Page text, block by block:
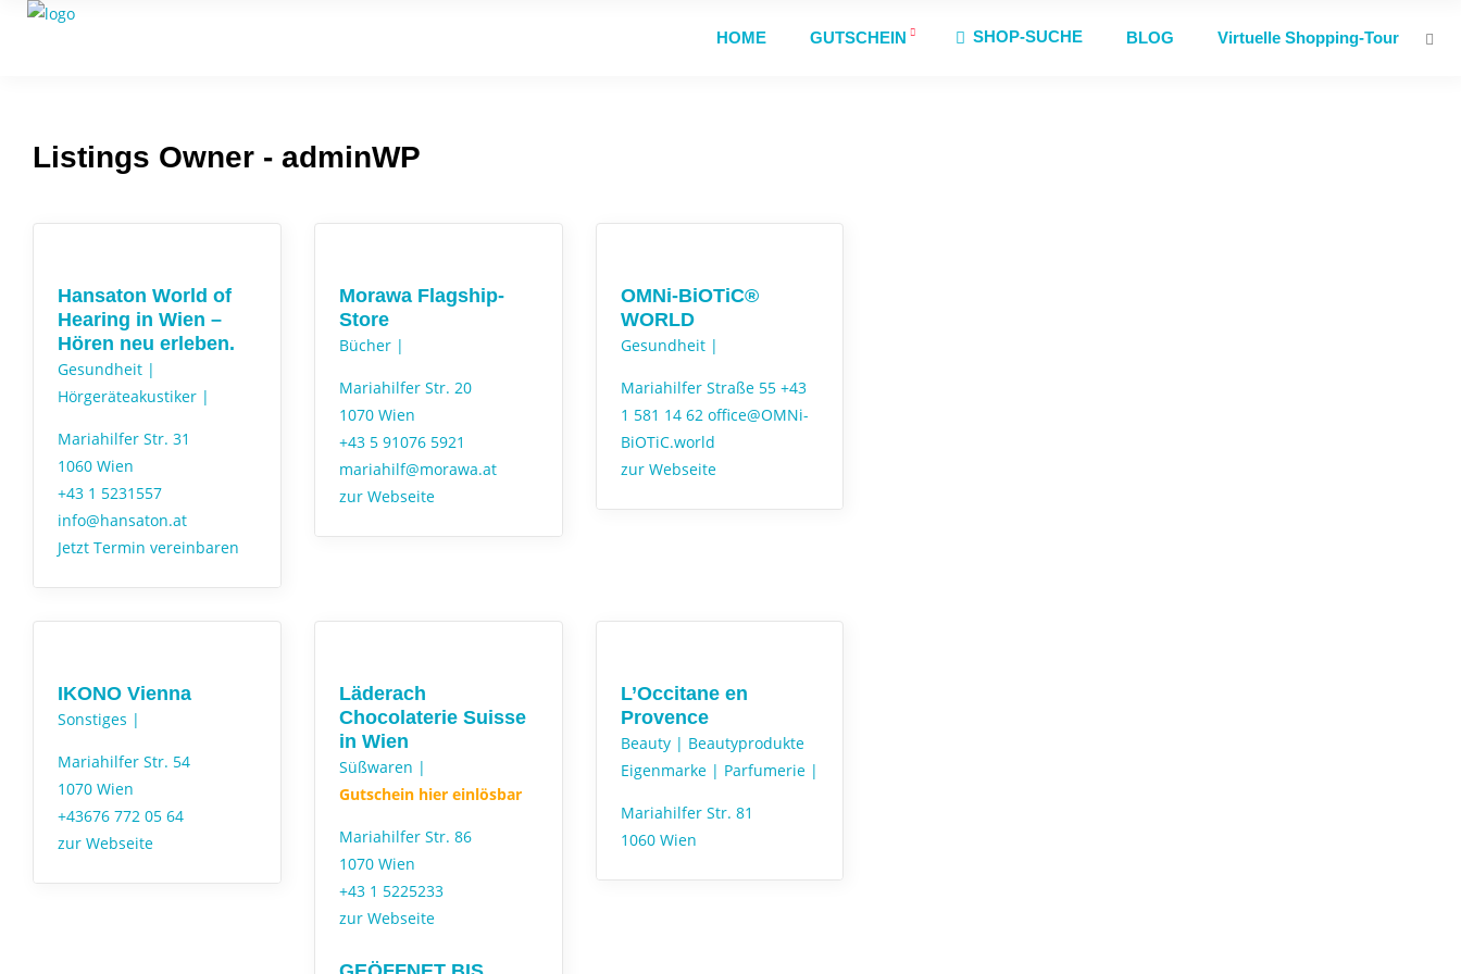
HOME GUTSCHEIN SHOP-SUCHE BLOG Virtuelle Shopping-Tour
Listings Owner - adminWP
Hansaton World of
Hearing in Wien –
Hören neu erleben.
Gesundheit |
Hörgeräteakustiker |
Mariahilfer Str. 31
1060 Wien
+43 1 5231557
info@hansaton.at
Jetzt Termin vereinbaren
Morawa Flagship-
Store
Bücher |
Mariahilfer Str. 20
1070 Wien
+43 5 91076 5921
mariahilf@morawa.at
zur Webseite
OMNi-BiOTiC®
WORLD
Gesundheit |
Mariahilfer Straße 55 +43
1 581 14 62 office@OMNi-
BiOTiC.world
zur Webseite
IKONO Vienna
Sonstiges |
Mariahilfer Str. 54
1070 Wien
+43676 772 05 64
zur Webseite
Läderach
Chocolaterie Suisse
in Wien
Süßwaren |
Gutschein hier einlösbar
Mariahilfer Str. 86
1070 Wien
+43 1 5225233
zur Webseite
L’Occitane en
Provence
Beauty | Beautyprodukte
Eigenmarke | Parfumerie |
Mariahilfer Str. 81
1060 Wien